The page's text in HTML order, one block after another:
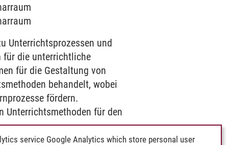
Unterrichtsprozessen und
für die unterrichtliche
für die Gestaltung von
behandelt, wobei
fördern.
Unterrichtsmethoden für den
service Google Analytics which store personal user